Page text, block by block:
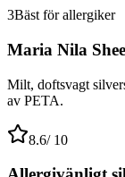
3Bäst för allergiker
Maria Nila
Milt, doftsvagt
av PETA.
8.6/ 10